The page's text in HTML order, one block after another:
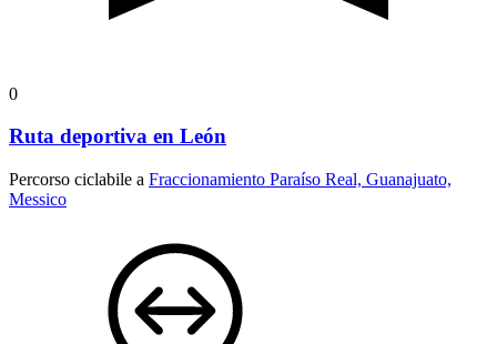
0
Ruta deportiva en León
Percorso ciclabile a Fraccionamiento Paraíso Real, Guanajuato,
Messico